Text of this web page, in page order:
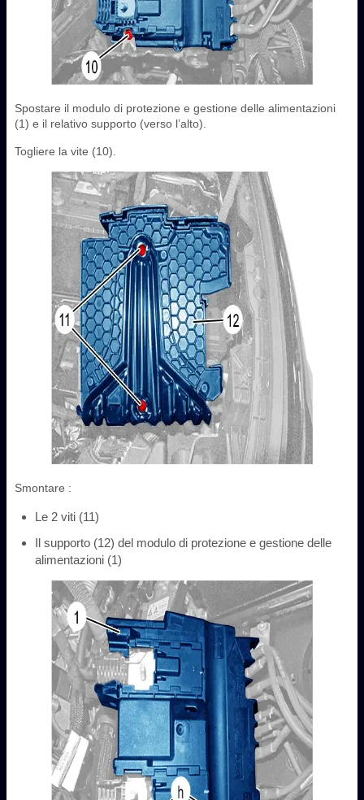
Spostare il modulo di protezione e gestione delle alimentazioni
(1) e il relativo supporto (verso l’alto).
Togliere la vite (10).
Smontare :
Le 2 viti (11)
Il supporto (12) del modulo di protezione e gestione delle
alimentazioni (1)